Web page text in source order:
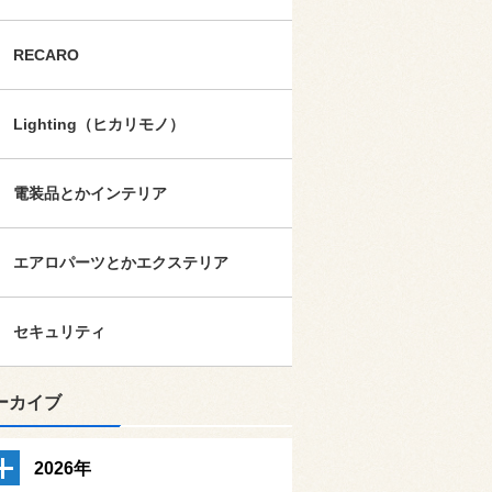
RECARO
Lighting（ヒカリモノ）
電装品とかインテリア
エアロパーツとかエクステリア
セキュリティ
カイブ
2026年